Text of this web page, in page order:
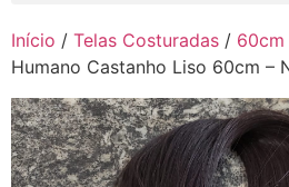
Início / Telas Costuradas / 60cm
Humano Castanho Liso 60cm –